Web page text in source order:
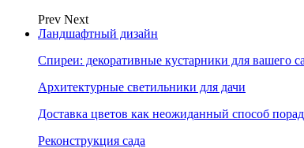
Prev Next
Ландшафтный дизайн
Спиреи: декоративные кустарники для вашего
Архитектурные светильники для дачи
Доставка цветов как неожиданный способ
Реконструкция сада